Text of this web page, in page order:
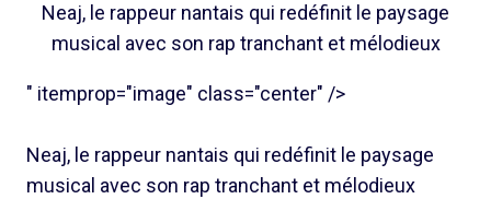
Neaj, le rappeur nantais qui redéfinit le paysage
musical avec son rap tranchant et mélodieux
" itemprop="image" class="center" />
Neaj, le rappeur nantais qui redéfinit le paysage
musical avec son rap tranchant et mélodieux